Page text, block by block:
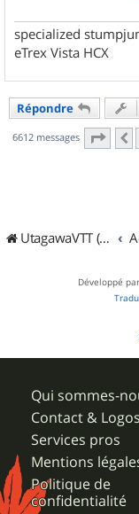
specialized
eTrex Vista HCX
Répondre
6612 messages Page
UtagawaVTT (Randos VTT et VTTAE avec traces GPS)
Développé par
Qui sommes-
Contact & Logos
Services pros
Mentions
Politique de
confidentialité